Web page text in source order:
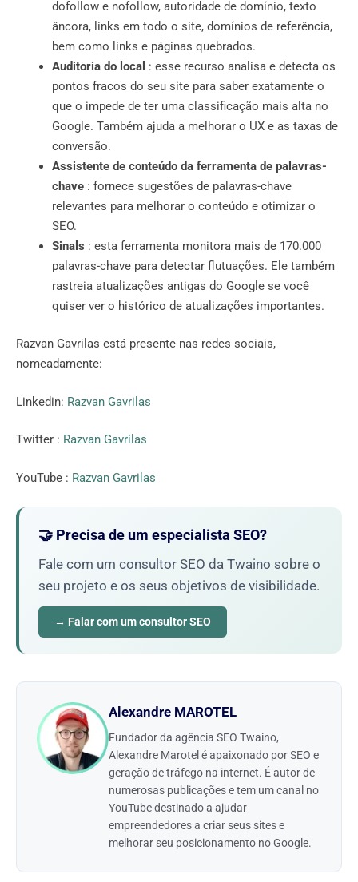
dofollow e nofollow, autoridade de domínio, texto
âncora, links em todo o site, domínios de referência,
bem como links e páginas quebrados.
Auditoria do local : esse recurso analisa e detecta os
pontos fracos do seu site para saber exatamente o
que o impede de ter uma classificação mais alta no
Google. Também ajuda a melhorar o UX e as taxas de
conversão.
Assistente de conteúdo da ferramenta de palavras-
chave : fornece sugestões de palavras-chave
relevantes para melhorar o conteúdo e otimizar o
SEO.
Sinals : esta ferramenta monitora mais de 170.000
palavras-chave para detectar flutuações. Ele também
rastreia atualizações antigas do Google se você
quiser ver o histórico de atualizações importantes.
Razvan Gavrilas está presente nas redes sociais,
nomeadamente:
Linkedin: Razvan Gavrilas
Twitter : Razvan Gavrilas
YouTube : Razvan Gavrilas
🤝 Precisa de um especialista SEO?
Fale com um consultor SEO da Twaino sobre o
seu projeto e os seus objetivos de visibilidade.
→ Falar com um consultor SEO
Alexandre MAROTEL
Fundador da agência SEO Twaino,
Alexandre Marotel é apaixonado por SEO e
geração de tráfego na internet. É autor de
numerosas publicações e tem um canal no
YouTube destinado a ajudar
empreendedores a criar seus sites e
melhorar seu posicionamento no Google.